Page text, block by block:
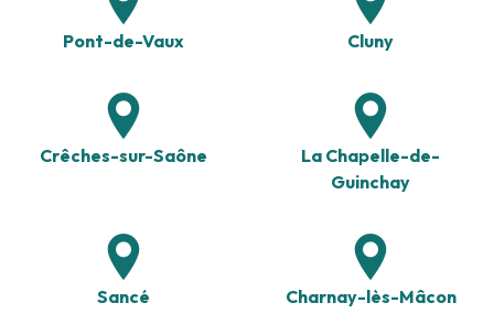
Pont-de-Vaux Cluny
Crêches-sur-Saône
La Chapelle-de-
Guinchay
Sancé Charnay-lès-Mâcon